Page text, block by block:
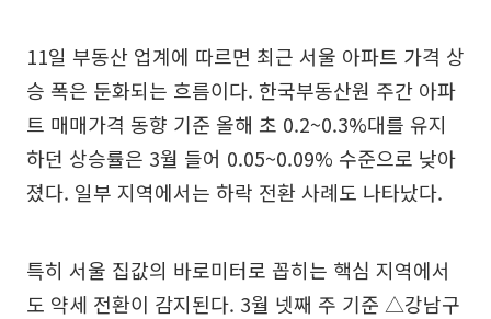
11일 부동산 업계에 따르면 최근 서울 아파트 가격 상
승 폭은 둔화되는 흐름이다. 한국부동산원 주간 아파
트 매매가격 동향 기준 올해 초 0.2~0.3%대를 유지
하던 상승률은 3월 들어 0.05~0.09% 수준으로 낮아
졌다. 일부 지역에서는 하락 전환 사례도 나타났다.
특히 서울 집값의 바로미터로 꼽히는 핵심 지역에서
도 약세 전환이 감지된다. 3월 넷째 주 기준 △강남구